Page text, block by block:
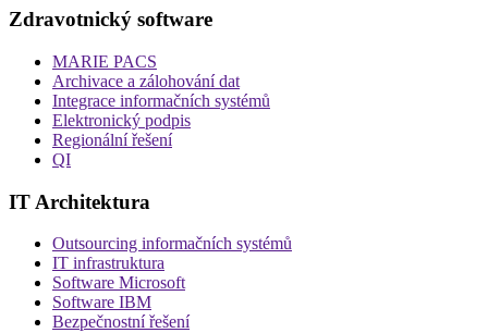
Zdravotnický software
MARIE PACS
Archivace a zálohování dat
Integrace informačních systémů
Elektronický podpis
Regionální řešení
QI
IT Architektura
Outsourcing informačních systémů
IT infrastruktura
Software Microsoft
Software IBM
Bezpečnostní řešení